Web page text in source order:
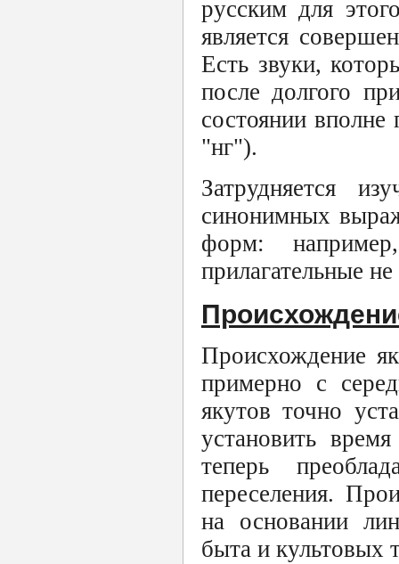
русским для
является
Есть звуки,
после долгого
состоянии вполне
"нг").
Затрудняется
синонимных
форм:
прилагательные
Происхождение
примерно с
якутов точно
установить
теперь
переселения.
на основании
быта и культовых